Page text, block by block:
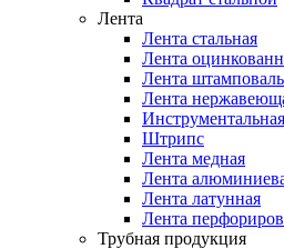
Лента
Лента стальная
Лента
Лента
Лента
Штрипс
Лента медная
Лента
Лента латунная
Лента
Трубная продукция